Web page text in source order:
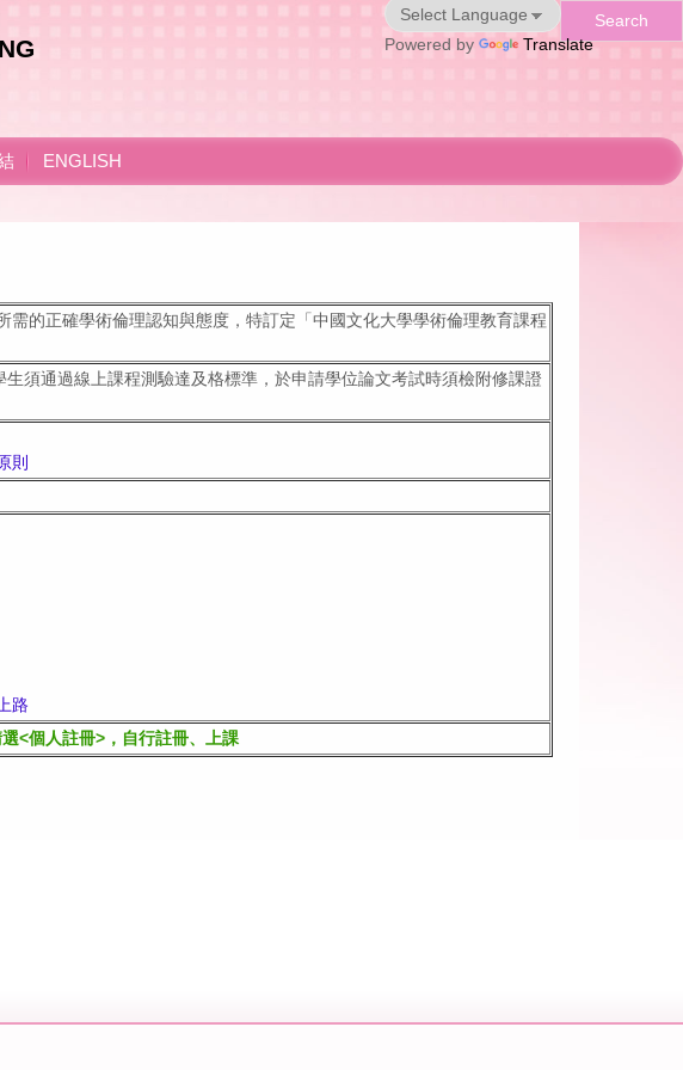
Powered by Translate
Search
ENGLISH
需的正確學術倫理認知與態度，特訂定「中國文化大學學術倫理教育課程
須通過線上課程測驗達及格標準，於申請學位論文考試時須檢附修課證
則
路
<個人註冊>，自行註冊、上課